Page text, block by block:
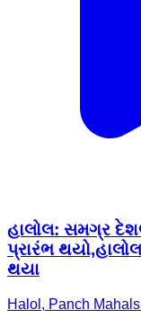
હાલોલ: સમગ્ર
પ્રારંભ
થયા
Halol, Panch